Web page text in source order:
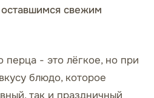
свежим
- это лёгкое, но при
блюдо, которое
так и праздничный